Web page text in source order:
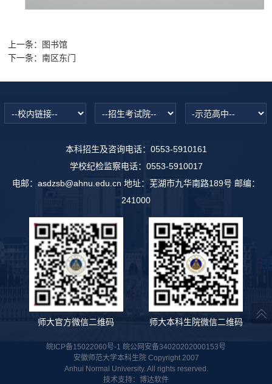
上一条： 图书馆
下一条：南区东门
本科招生及咨询电话：0553-5910161
学校纪检监察电话：0553-5910017
电邮：asdzsb@ahnu.edu.cn 地址：芜湖市九华南路189号 邮编：
241000
师大官方微信二维码 师大本科生院微信二维码
皖ICP备15022060号-1 皖公网安备34020202000153号
安徽师范大学本科生院 Copyright 2007
Anhui Normal University. All rights reserved.
技术支持： 博达软件